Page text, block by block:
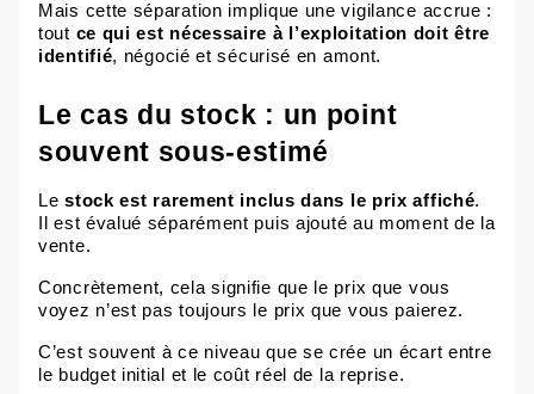
Mais cette séparation implique une vigilance accrue :
tout ce qui est nécessaire à l’exploitation doit être
identifié, négocié et sécurisé en amont.
Le cas du stock : un point
souvent sous-estimé
Lestock est rarement inclus dans le prix affiché.
Il est évalué séparément puis ajouté au moment de la
vente.
Concrètement, cela signifie que le prix que vous
voyez n’est pas toujours le prix que vous paierez.
C’est souvent à ce niveau que se crée un écart entre
le budget initial et le coût réel de la reprise.